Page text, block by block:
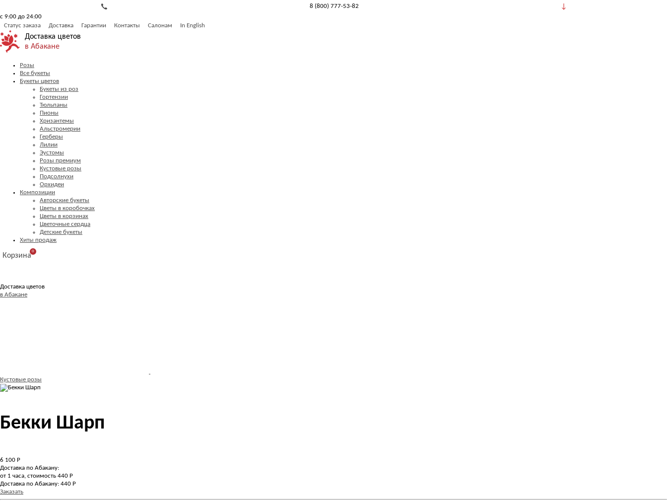
8 (800) 777-53-82
с 9:00 до 24:00
Статус заказа
Доставка Гарантии Контакты Салонам In English
Доставка цветов
в Абакане
Розы
Все букеты
Букеты цветов
Букеты из роз
Гортензии
Тюльпаны
Пионы
Хризантемы
Альстромерии
Герберы
Лилии
Эустомы
Розы премиум
Кустовые розы
Подсолнухи
Орхидеи
Композиции
Авторские букеты
Цветы в коробочках
Цветы в корзинах
Цветочные сердца
Детские букеты
Хиты продаж
Корзина
0
Доставка цветов
в Абакане
Кустовые розы
Бекки Шарп
6 100 Р
Доставка по Абакану:
от 1 часа, стоимость 440 Р
Доставка по Абакану: 440 Р
Заказать